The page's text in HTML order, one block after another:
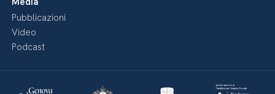
Pubblicazioni
Video
Podcast